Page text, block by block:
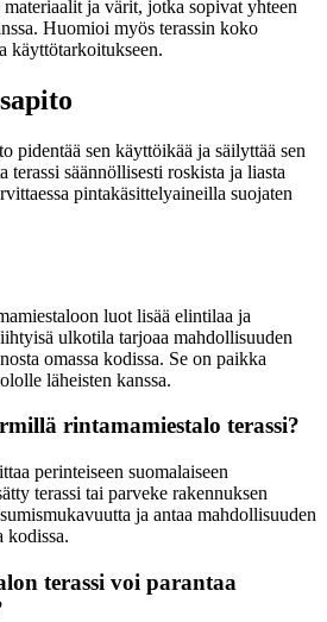
ja värit, jotka sopivat yhteen
Huomioi myös terassin koko
käyttötarkoitukseen.
pidentää sen käyttöikää ja säilyttää sen
säännöllisesti roskista ja liasta
pintakäsittelyaineilla suojaten
luot lisää elintilaa ja
ulkotila tarjoaa mahdollisuuden
omassa kodissa. Se on paikka
läheisten kanssa.
rintamamiestalo terassi?
perinteiseen suomalaiseen
terassi tai parveke rakennuksen
ja antaa mahdollisuuden
kodissa.
terassi voi parantaa